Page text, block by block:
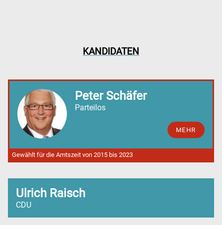
KANDIDATEN
Peter Schäfer
Parteilos
MEHR
Gewählt für die Amtszeit von 2015 bis 2023
Ulrich Raisch
CDU